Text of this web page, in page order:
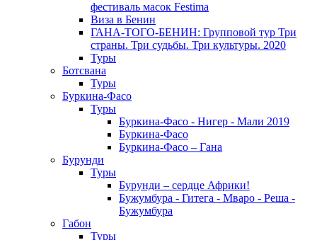
фестиваль масок Festima
Виза в Бенин
ГАНА-ТОГО-БЕНИН: Групповой тур Три
страны. Три судьбы. Три культуры. 2020
Туры
Ботсвана
Туры
Буркина-Фасо
Туры
Буркина-Фасо - Нигер - Мали 2019
Буркина-Фасо
Буркина-Фасо – Гана
Бурунди
Туры
Бурунди – сердце Африки!
Бужумбура - Гитега - Мваро - Реша -
Бужумбура
Габон
Туры